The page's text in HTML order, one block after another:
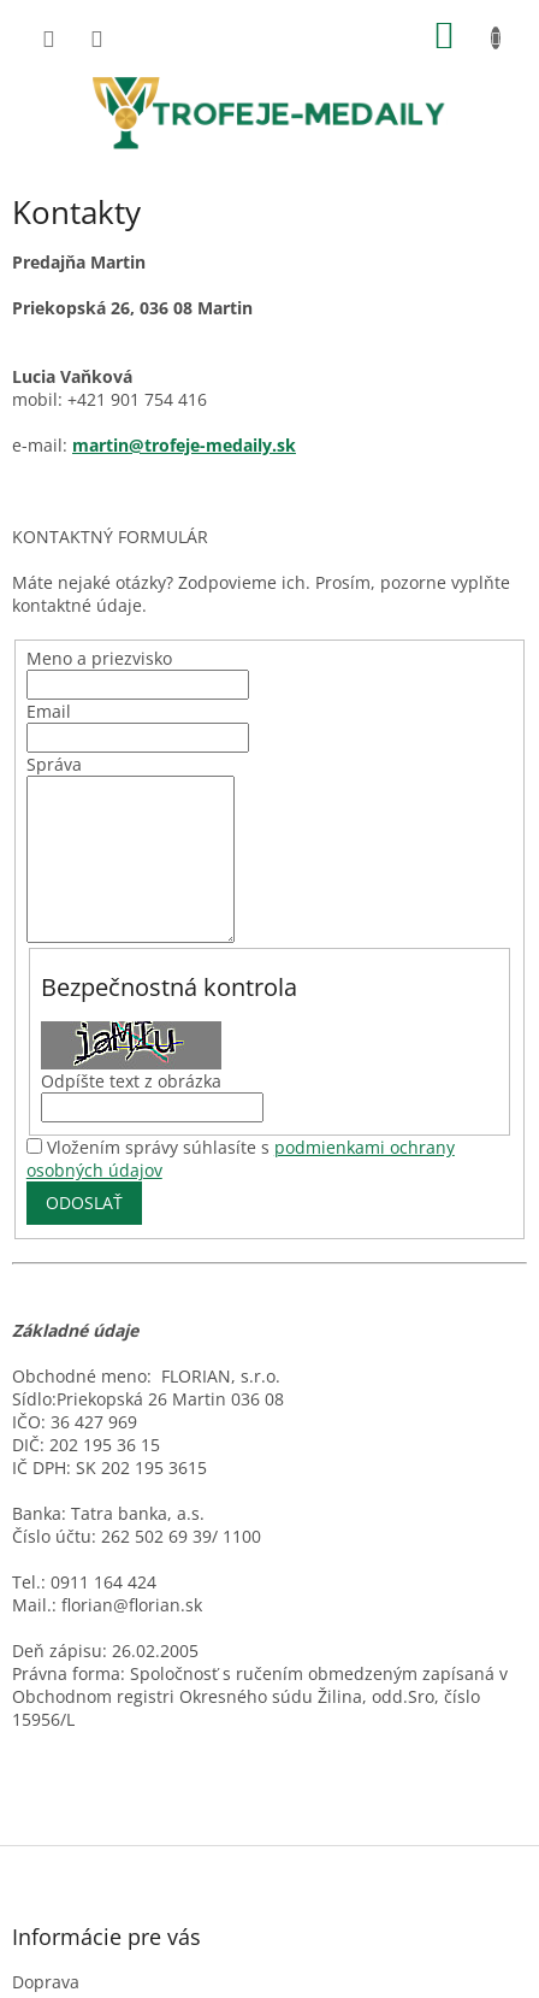
Kontakty
Predajňa Martin
Priekopská 26, 036 08 Martin
Lucia Vaňková
mobil: +421 901 754 416
e-mail: martin@trofeje-medaily.sk
KONTAKTNÝ FORMULÁR
Máte nejaké otázky? Zodpovieme ich. Prosím, pozorne vyplňte
kontaktné údaje.
Meno a priezvisko
Email
Správa
Bezpečnostná kontrola
Odpíšte text z obrázka
Vložením správy súhlasíte s podmienkami ochrany
osobných údajov
ODOSLAŤ
Základné údaje
Obchodné meno: FLORIAN, s.r.o.
Sídlo:Priekopská 26 Martin 036 08
IČO: 36 427 969
DIČ: 202 195 36 15
IČ DPH: SK 202 195 3615
Banka: Tatra banka, a.s.
Číslo účtu: 262 502 69 39/ 1100
Tel.: 0911 164 424
Mail.: florian@florian.sk
Deň zápisu: 26.02.2005
Právna forma: Spoločnosť s ručením obmedzeným zapísaná v
Obchodnom registri Okresného súdu Žilina, odd.Sro, číslo
15956/L
Z
Informácie pre vás
Doprava